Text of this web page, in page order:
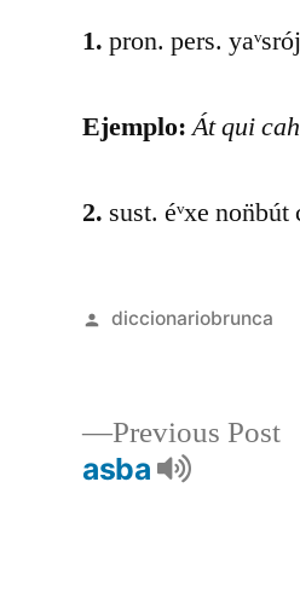
1. pron. pers.
Ejemplo: Át qui
2. sust. éᵛxe non̈bút
diccionariobrunca
Previous Post
asba